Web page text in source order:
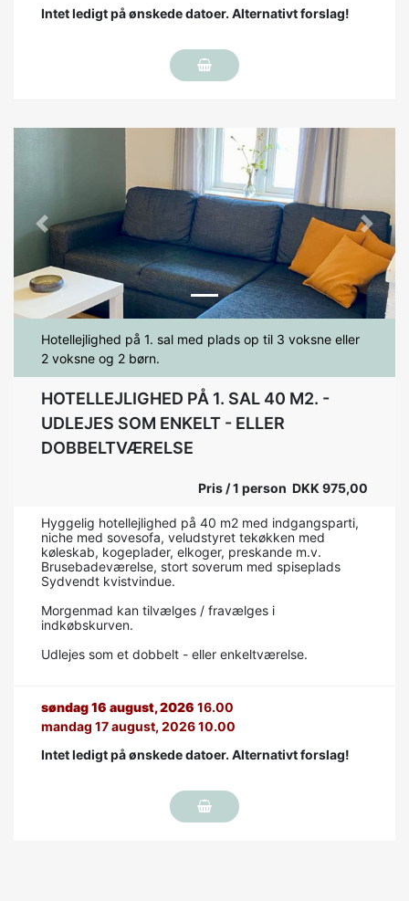
Intet ledigt på ønskede datoer. Alternativt forslag!
Previous Next
Hotellejlighed på 1. sal med plads op til 3 voksne eller
2 voksne og 2 børn.
HOTELLEJLIGHED PÅ 1. SAL 40 M2. -
UDLEJES SOM ENKELT - ELLER
DOBBELTVÆRELSE
Pris / 1 person DKK 975,00
Hyggelig hotellejlighed på 40 m2 med indgangsparti,
niche med sovesofa, veludstyret tekøkken med
køleskab, kogeplader, elkoger, preskande m.v.
Brusebadeværelse, stort soverum med spiseplads
Sydvendt kvistvindue.
Morgenmad kan tilvælges / fravælges i
indkøbskurven.
Udlejes som et dobbelt - eller enkeltværelse.
søndag 16 august, 2026 16.00
mandag 17 august, 2026 10.00
Intet ledigt på ønskede datoer. Alternativt forslag!